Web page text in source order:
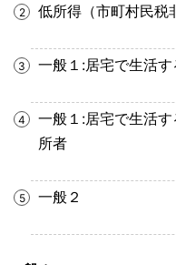
低所得（市町村民税
一般１:居宅で生活す
一般１:居宅で生活
所者
一般２